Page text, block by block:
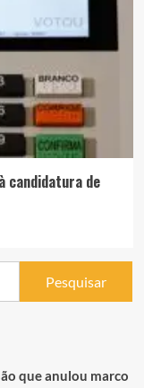
candidatura de
que anulou marco